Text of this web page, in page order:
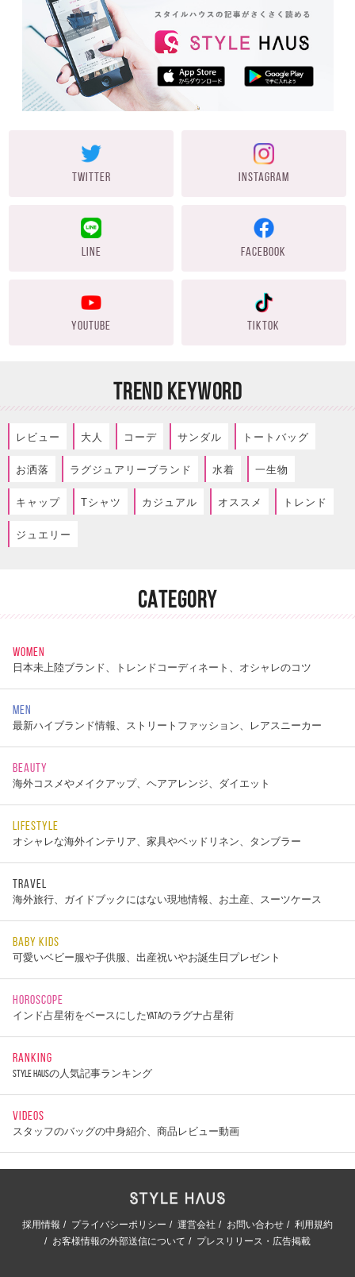
TWITTER INSTAGRAM
LINE FACEBOOK
YOUTUBE TIKTOK
TREND KEYWORD
レビュー 大人 コーデ サンダル トートバッグ
お洒落 ラグジュアリーブランド 水着 一生物
キャップ Tシャツ カジュアル オススメ トレンド
ジュエリー
CATEGORY
WOMEN
日本未上陸ブランド、トレンドコーディネート、オシャレのコツ
MEN
最新ハイブランド情報、ストリートファッション、レアスニーカー
BEAUTY
海外コスメやメイクアップ、ヘアアレンジ、ダイエット
LIFESTYLE
オシャレな海外インテリア、家具やベッドリネン、タンブラー
TRAVEL
海外旅行、ガイドブックにはない現地情報、お土産、スーツケース
BABY KIDS
可愛いベビー服や子供服、出産祝いやお誕生日プレゼント
HOROSCOPE
インド占星術をベースにしたYATAのラグナ占星術
RANKING
STYLE HAUSの人気記事ランキング
VIDEOS
スタッフのバッグの中身紹介、商品レビュー動画
採用情報 プライバシーポリシー 運営会社 お問い合わせ
利用規約
お客様情報の外部送信について
プレスリリース・広告掲載